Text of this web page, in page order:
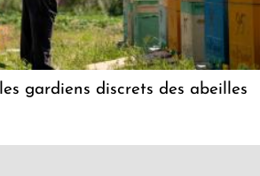
gardiens discrets des abeilles